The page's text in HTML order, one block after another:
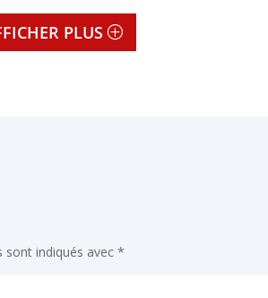
PLUS
sont indiqués avec*